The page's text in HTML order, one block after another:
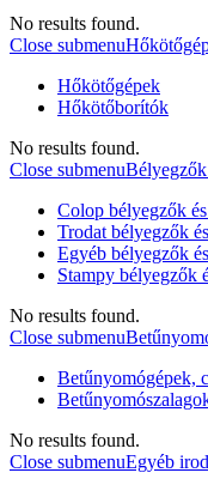
No results found.
Close submenu
Hőkötőgépek
Hőkötőborítók
No results found.
Close submenu
Colop bélyegzők
Trodat bélyegzők
Egyéb bélyegzők
Stampy bélyegzők
No results found.
Close submenu
Betűnyomógépek,
No results found.
Close submenuEgyéb